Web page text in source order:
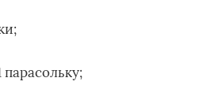
парасольку;